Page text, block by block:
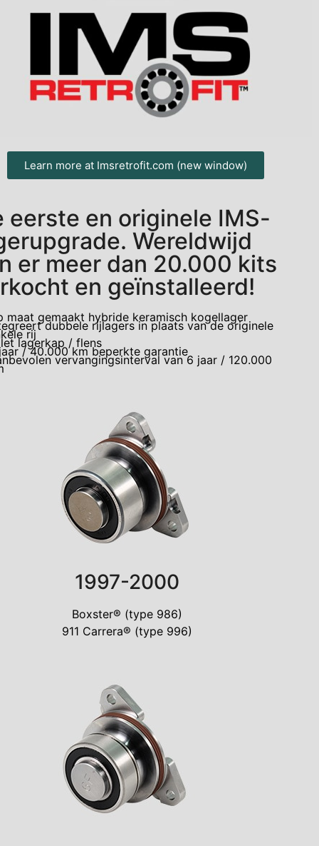
Learn more at Imsretrofit.com (new window)
eerste en originele IMS-
Wereldwijd
er meer dan 20.000 kits
en geïnstalleerd!
maat gemaakt hybride keramisch kogellager
dubbele rijlagers in plaats van de originele
rij
lagerkap / flens
/ 40.000 km beperkte garantie
vervangingsinterval van 6 jaar / 120.000
1997-2000
Boxster® (type 986)
911 Carrera® (type 996)